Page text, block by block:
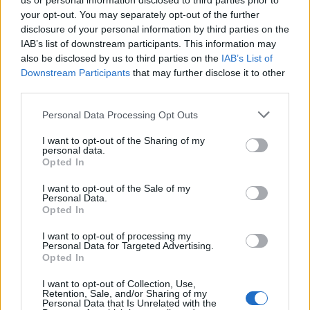
your opt-out. You may separately opt-out of the further
disclosure of your personal information by third parties on the
IAB’s list of downstream participants. This information may
also be disclosed by us to third parties on the IAB’s List of
Downstream Participants that may further disclose it to other
Personal Data Processing Opt Outs
I want to opt-out of the Sharing of my
personal data.
Opted In
I want to opt-out of the Sale of my
Personal Data.
Opted In
I want to opt-out of processing my
Personal Data for Targeted Advertising.
Opted In
I want to opt-out of Collection, Use,
Retention, Sale, and/or Sharing of my
Personal Data that Is Unrelated with the
Изкуствен интелект за първи път
създаде нови жизнеспособни вируси
07.08.2026 / 15:30